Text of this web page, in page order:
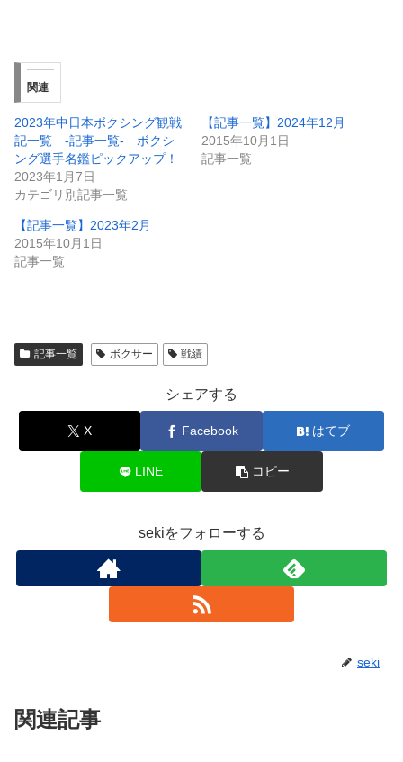
関連
2023年中日本ボクシング観戦
記一覧 -記事一覧- ボクシ
ング選手名鑑ピックアップ！
2023年1月7日
カテゴリ別記事一覧
【記事一覧】2024年12月
2015年10月1日
記事一覧
【記事一覧】2023年2月
2015年10月1日
記事一覧
記事一覧 ボクサー 戦績
シェアする
X Facebook はてブ
LINE コピー
sekiをフォローする
seki
関連記事